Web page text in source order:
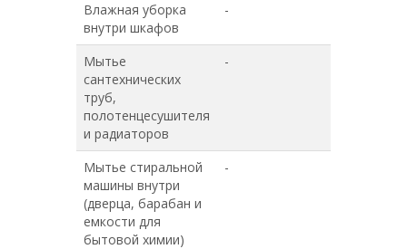
Влажная уборка
внутри шкафов
-
Мытье
сантехнических
труб,
полотенцесушителя
и радиаторов
-
Мытье стиральной
машины внутри
(дверца, барабан и
емкости для
бытовой химии)
-